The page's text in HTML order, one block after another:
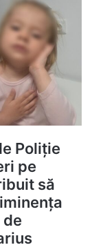
Poliție
pe
să